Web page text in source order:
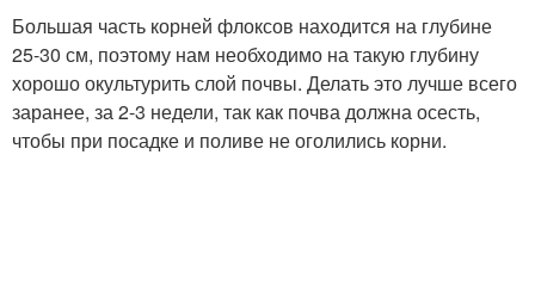
Большая часть корней флоксов находится на глубине
25-30 см, поэтому нам необходимо на такую глубину
хорошо окультурить слой почвы. Делать это лучше всего
заранее, за 2-3 недели, так как почва должна осесть,
чтобы при посадке и поливе не оголились корни.